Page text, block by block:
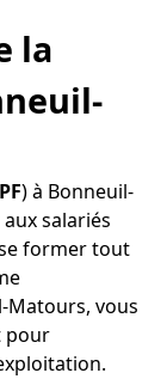
la
) à Bonneuil-
salariés
former tout
Matours, vous
pour